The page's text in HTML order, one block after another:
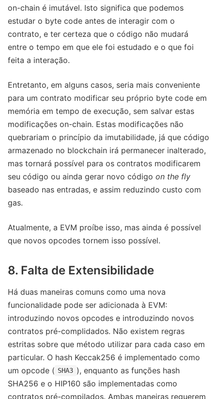
on-chain é imutável. Isto significa que podemos
estudar o byte code antes de interagir com o
contrato, e ter certeza que o código não mudará
entre o tempo em que ele foi estudado e o que foi
feita a interação.
Entretanto, em alguns casos, seria mais conveniente
para um contrato modificar seu próprio byte code em
memória em tempo de execução, sem salvar estas
modificações on-chain. Estas modificações não
quebrariam o princípio da imutabilidade, já que código
armazenado no blockchain irá permanecer inalterado,
mas tornará possível para os contratos modificarem
seu código ou ainda gerar novo código on the fly
baseado nas entradas, e assim reduzindo custo com
gas.
Atualmente, a EVM proíbe isso, mas ainda é possível
que novos opcodes tornem isso possível.
8. Falta de Extensibilidade
Há duas maneiras comuns como uma nova
funcionalidade pode ser adicionada à EVM:
introduzindo novos opcodes e introduzindo novos
contratos pré-complidados. Não existem regras
estritas sobre que método utilizar para cada caso em
particular. O hash Keccak256 é implementado como
um opcode ( SHA3 ), enquanto as funções hash
SHA256 e o HIP160 são implementadas como
contratos pré-compilados. Ambas maneiras requerem